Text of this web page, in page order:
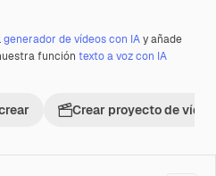
generador de vídeos con IAy añade
función texto a voz con IA
Crear proyecto de vídeo